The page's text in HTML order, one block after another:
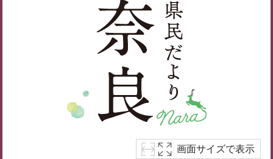
画面サイズで表示